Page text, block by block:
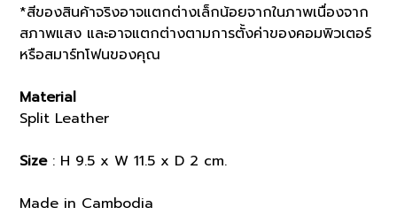
*สีของสินค้าจริงอาจแตกต่างเล็กน้อยจากในภาพเนื่องจาก
สภาพแสง และอาจแตกต่างตามการตั้งค่าของคอมพิวเตอร์
หรือสมาร์ทโฟนของคุณ
Material
Split Leather
Size: H 9.5 x W 11.5 x D 2 cm.
Made in Cambodia